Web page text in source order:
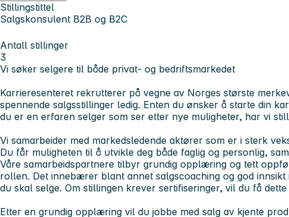
Stillingstittel
Salgskonsulent B2B og B2C
Antall stillinger
3
Vi søker selgere til både privat- og bedriftsmarkedet
Karrieresenteret rekrutterer på vegne av Norges største
spennende salgsstillinger ledig. Enten du ønsker å starte din
du er en erfaren selger som ser etter nye muligheter, har vi
Vi samarbeider med markedsledende aktører som er i sterk
Du får muligheten til å utvikle deg både faglig og personlig,
Våre samarbeidspartnere tilbyr grundig opplæring og tett
rollen. Det innebærer blant annet salgscoaching og god
du skal selge. Om stillingen krever sertifiseringer, vil du få dette
Etter en grundig opplæring vil du jobbe med salg av kjente